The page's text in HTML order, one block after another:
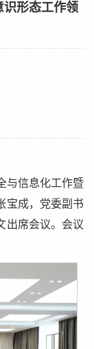
形态工作领
与信息化工作暨
宝成，党委副书
出席会议。会议